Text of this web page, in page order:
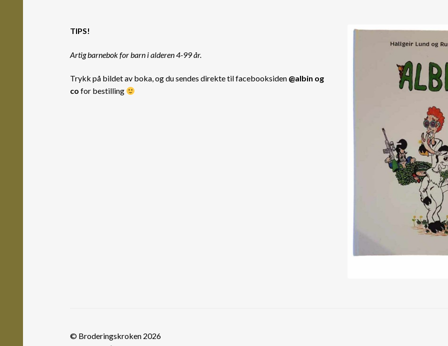
TIPS!
Artig barnebok for barn i alderen 4-99 år.
Trykk på bildet av boka, og du sendes direkte til facebooksiden @albin og
co for bestilling
© Broderingskroken 2026